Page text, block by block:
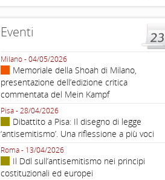
Eventi
Milano - 04/05/2026
Memoriale della Shoah di Milano,
presentazione dell’edizione critica
commentata del Mein Kampf
Pisa - 28/04/2026
Dibattito a Pisa: Il disegno di legge
‘antisemitismo’. Una riflessione a più voci
Roma - 13/04/2026
Il Ddl sull’antisemitismo nei principi
costituzionali ed europei